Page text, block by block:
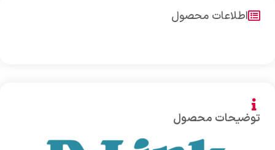
توضیحات محصول
اطلاعات محصول